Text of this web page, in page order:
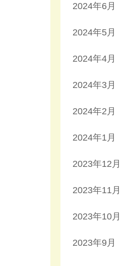
2024年6月
2024年5月
2024年4月
2024年3月
2024年2月
2024年1月
2023年12月
2023年11月
2023年10月
2023年9月